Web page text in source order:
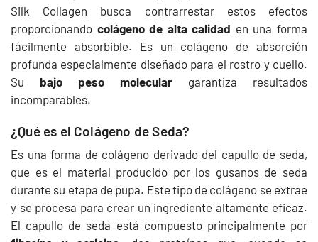
Silk Collagen busca contrarrestar estos efectos
proporcionando colágeno de alta calidad en una forma
fácilmente absorbible. Es un colágeno de absorción
profunda especialmente diseñado para el rostro y cuello.
Su bajo peso molecular garantiza resultados
incomparables.
¿Qué es el Colágeno de Seda?
Es una forma de colágeno derivado del capullo de seda,
que es el material producido por los gusanos de seda
durante su etapa de pupa. Este tipo de colágeno se extrae
y se procesa para crear un ingrediente altamente eficaz.
El capullo de seda está compuesto principalmente por